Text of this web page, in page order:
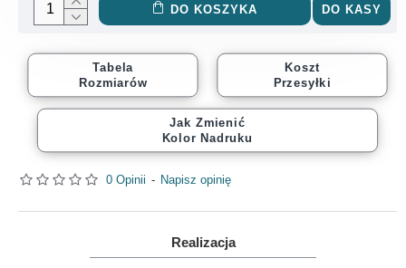
0 Opinii - Napisz opinię
DO KOSZYKA DO KASY
Tabela
Rozmiarów
Koszt
Przesyłki
Jak Zmienić
Kolor Nadruku
Realizacja